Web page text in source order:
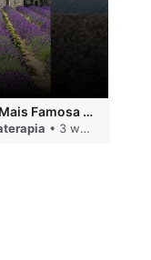
QUINARÍ - Sénanque, a Paisagem Mais Famosa da Aromaterapia
• 3 weeks ago